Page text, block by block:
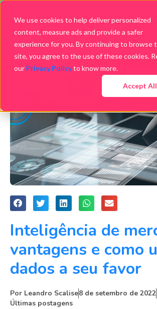
We use cookies to help deliver personalized
content, measure ads and provide a safer
experience for you. By continuing to browse
site, you agree to the use of these cookies.
our Privacy Policyto know more.
Accept All
Inteligência de
vantagens e como
dados a seu favor
Por Leandro Scalise8 de setembro de 2022
Últimas postagens